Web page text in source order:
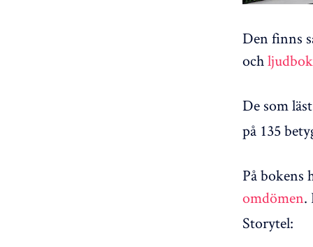
Den finns
och ljudbok
De som
på 135
På bokens
omdömen.
Storytel: